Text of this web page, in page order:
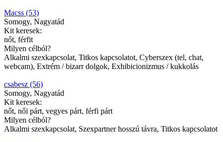
Macss (53)
Somogy, Nagyatád
Kit keresek:
nőt, férfit
Milyen célból?
Alkalmi szexkapcsolat, Titkos kapcsolatot, Cyberszex (tel, chat,
webcam), Extrém / bizarr dolgok, Exhibicionizmus / kukkolás
csabesz (56)
Somogy, Nagyatád
Kit keresek:
nőt, női párt, vegyes párt, férfi párt
Milyen célból?
Alkalmi szexkapcsolat, Szexpartner hosszú távra, Titkos kapcsolatot